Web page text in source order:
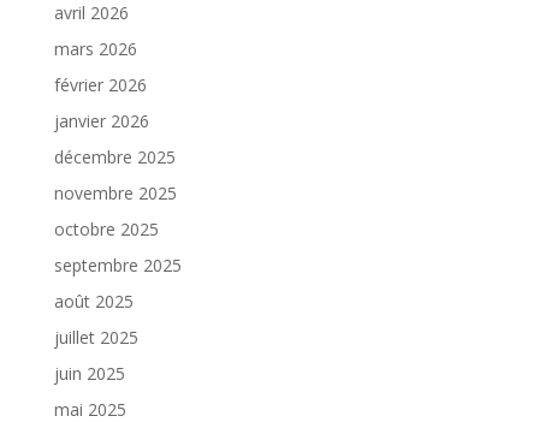
avril 2026
mars 2026
février 2026
janvier 2026
décembre 2025
novembre 2025
octobre 2025
septembre 2025
août 2025
juillet 2025
juin 2025
mai 2025